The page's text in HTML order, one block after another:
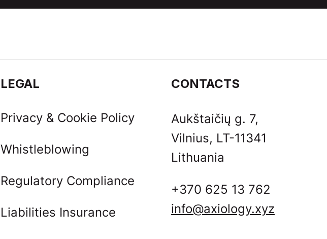
LEGAL
Privacy & Cookie Policy
Whistleblowing
Regulatory Compliance
Liabilities Insurance
CONTACTS
Aukštaičių g. 7,
Vilnius, LT-11341
Lithuania
+370 625 13 762
info@axiology.xyz